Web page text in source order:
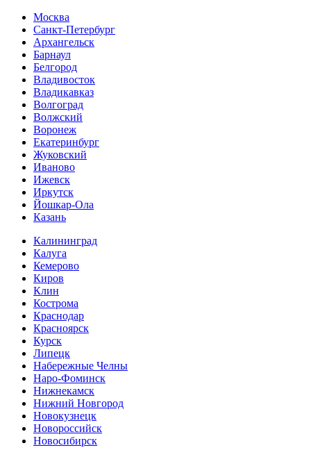
Москва
Санкт-Петербург
Архангельск
Барнаул
Белгород
Владивосток
Владикавказ
Волгоград
Волжский
Воронеж
Екатеринбург
Жуковский
Иваново
Ижевск
Иркутск
Йошкар-Ола
Казань
Калининград
Калуга
Кемерово
Киров
Клин
Кострома
Краснодар
Красноярск
Курск
Липецк
Набережные Челны
Наро-Фоминск
Нижнекамск
Нижний Новгород
Новокузнецк
Новороссийск
Новосибирск